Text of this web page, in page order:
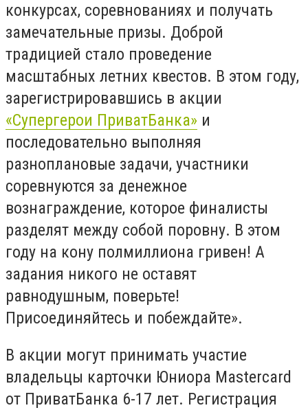
конкурсах, соревнованиях и получать
замечательные призы. Доброй
традицией стало проведение
масштабных летних квестов. В этом году,
зарегистрировавшись в акции
«Супергерои ПриватБанка» и
последовательно выполняя
разноплановые задачи, участники
соревнуются за денежное
вознаграждение, которое финалисты
разделят между собой поровну. В этом
году на кону полмиллиона гривен! А
задания никого не оставят
равнодушным, поверьте!
Присоединяйтесь и побеждайте».
В акции могут принимать участие
владельцы карточки Юниора Masterсard
от ПриватБанка 6-17 лет. Регистрация